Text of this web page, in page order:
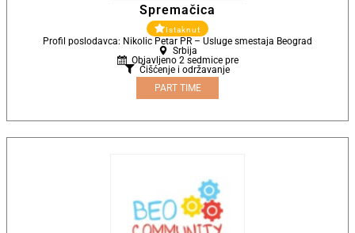
Spremačica
Istaknut
Profil poslodavca: Nikolic Petar PR – Usluge smestaja Beograd
Srbija
Objavljeno 2 sedmice pre
Čišćenje i održavanje
PART TIME